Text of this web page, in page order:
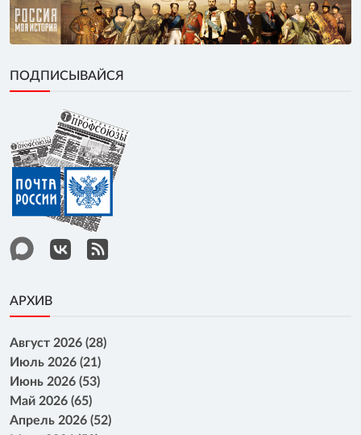
ПОДПИСЫВАЙСЯ
АРХИВ
Август 2026 (28)
Июль 2026 (21)
Июнь 2026 (53)
Май 2026 (65)
Апрель 2026 (52)